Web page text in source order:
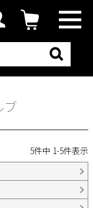
5件中 1-5件表示